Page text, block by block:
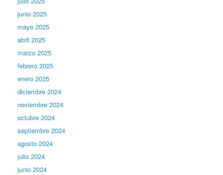
junio 2025
mayo 2025
abril 2025
marzo 2025
febrero 2025
enero 2025
diciembre 2024
noviembre 2024
octubre 2024
septiembre 2024
agosto 2024
julio 2024
junio 2024